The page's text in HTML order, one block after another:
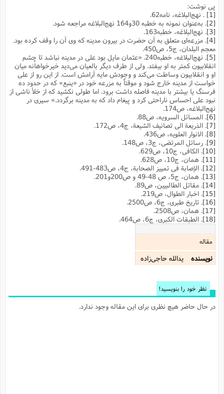
پی نوشت:
. نهج‌البلاغه، نامه62.
. به‌عنوان نمونه به خطبه 30و164 نهج‌البلاغه مراجعه شود.
. نهج‌البلاغه، خطبه163.
. مزرعه‌ای متعلق به آن حضرت در بیرون مدینه که وی آن را وقف کرده بود.
معجم البلدان، ج5، ص450.
. نهج‌البلاغه، خطبه240. «عثمان مایل بود على در مدینه نباشد تا چشم
انقلابیون کمتر به او بیفتد. ولى از طرف دیگر بالعیان مى‌دید خیرخواهانه میان
او و انقلابیون وساطت مى‌کند و وجودش مایه آرامش است. از این رو از على
خواست از مدینه خارج شود و موقتاً به مزرعه خود در «ینبع» که در حدود ده
فرسنگ یا بیشتر با مدینه فاصله داشت برود. اما طولى نکشید که از خلأ ناشى از
نبود على احساس ناراحتى کرد و پیغام داد که به مدینه برگردد.» سیری در
نهج‌البلاغه، ص174.
. المسائل السرویه، ص88.
. الذریعة الی تصانیف الشیعة، ج4، ص172.
. الانوار العلویه، ص436.
. ‌رسائل المرتضی، ج3، ‌ص148.
. الکافی، ج10، ص629.
. همان، ج10، ص628.
. الإصابة فی تمییز الصحابة، ج4، ص483-491.
. همان، ج5، ص 48-49 و ص200و201.
. مقاتل الطالبیین، ص89.
. اخبار الطوال، ص219.
. تاریخ طبرى، ج‌6، ص2500.
. همان، ص2508.
. الطبقات الکبری، ج6، ص464.
مقاله
نویسنده
یدالله حاجی‌زاده
نظر خود را بنویسید!
در حال حاضر هیچ نظری برای این مقاله وجود ندارد.